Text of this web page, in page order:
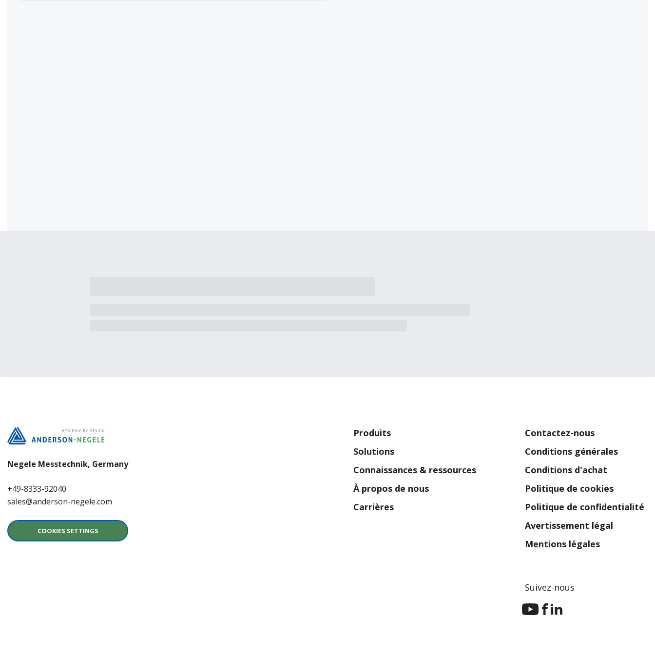
Negele Messtechnik, Germany
+49-8333-92040
sales@anderson-negele.com
COOKIES SETTINGS
Produits
Solutions
Connaissances & ressources
À propos de nous
Carrières(s'ouvre dans une nouvelle fenêtre)
Contactez-nous
Conditions générales
Conditions d'achat
Politique de cookies
Politique de confidentialité
Avertissement légal
Mentions légales
Suivez-nous